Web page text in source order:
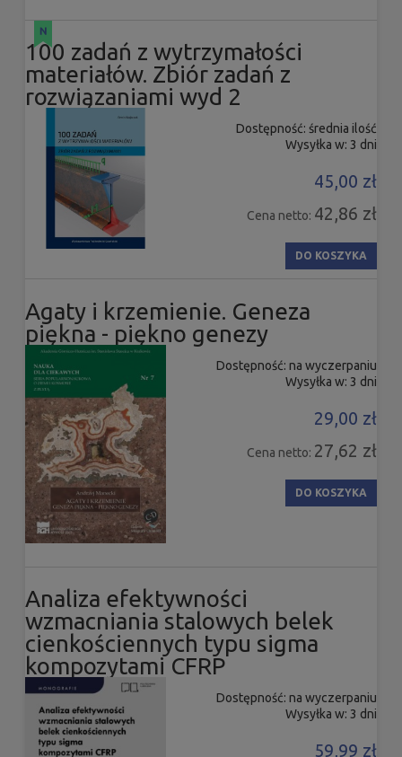
100 zadań z wytrzymałości
materiałów. Zbiór zadań z
rozwiązaniami wyd 2
Dostępność: średnia ilość
Wysyłka w: 3 dni
45,00 zł
Cena netto: 42,86 zł
DO KOSZYKA
Agaty i krzemienie. Geneza
piękna - piękno genezy
Dostępność: na wyczerpaniu
Wysyłka w: 3 dni
29,00 zł
Cena netto: 27,62 zł
DO KOSZYKA
Analiza efektywności
wzmacniania stalowych belek
cienkościennych typu sigma
kompozytami CFRP
Dostępność: na wyczerpaniu
Wysyłka w: 3 dni
59,99 zł